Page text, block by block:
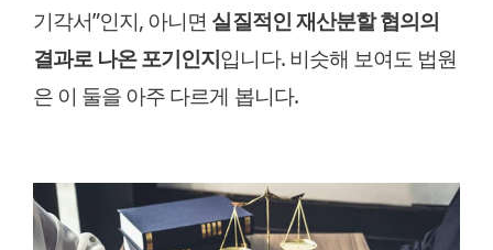
기각서”인지, 아니면 실질적인 재산분할 협의의
결과로 나온 포기인지입니다. 비슷해 보여도 법원
은 이 둘을 아주 다르게 봅니다.